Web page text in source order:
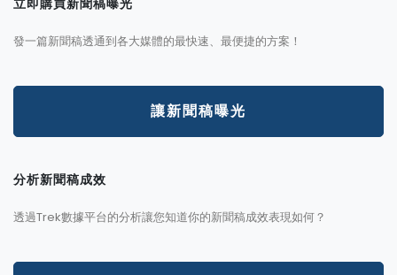
立即購買新聞稿曝光
發一篇新聞稿透通到各大媒體的最快速、最便捷的方案！
讓新聞稿曝光
分析新聞稿成效
透過Trek數據平台的分析讓您知道你的新聞稿成效表現如何？